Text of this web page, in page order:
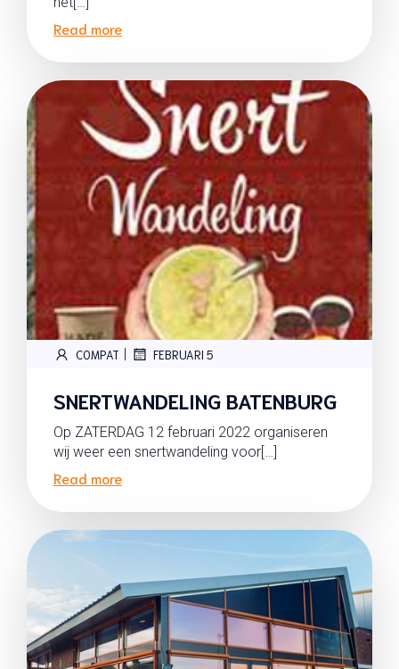
Read more
COMPAT | FEBRUARI 5
SNERTWANDELING BATENBURG
Op ZATERDAG 12 februari 2022 organiseren
wij weer een snertwandeling voor[…]
Read more